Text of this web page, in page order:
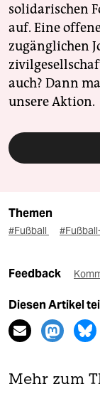
solidarischen
auf. Eine
zugänglichen
auch? Dann
unsere Aktion.
Themen
#Fußball
Feedback
Diesen Artikel
Mehr zum